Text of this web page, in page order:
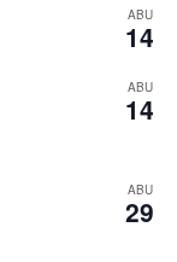
ABU
14
ABU
14
ABU
29